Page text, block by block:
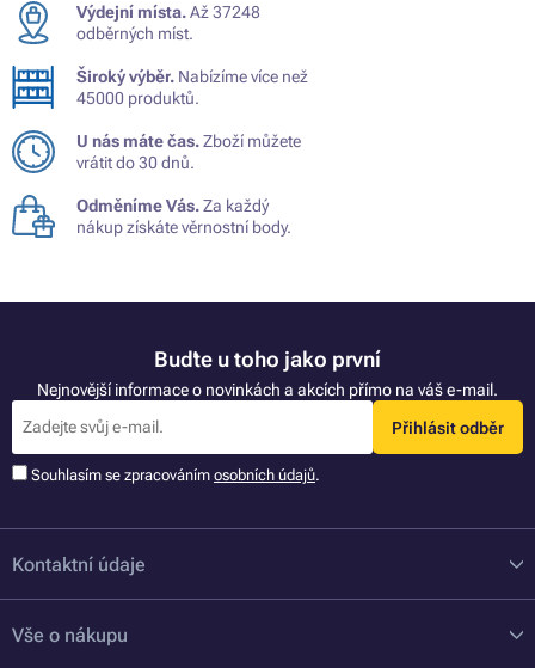
Výdejní místa.Až 37248
odběrných míst.
Široký výběr. Nabízíme více než
45000 produktů.
U nás máte čas.Zboží můžete
vrátit do 30 dnů.
Odměníme Vás.Za každý
nákup získáte věrnostní body.
Buďte u toho jako první
Nejnovější informace o novinkách a akcích přímo na váš e-mail.
Přihlásit odběr
Souhlasím se zpracováním osobních údajů.
Kontaktní údaje
Vše o nákupu